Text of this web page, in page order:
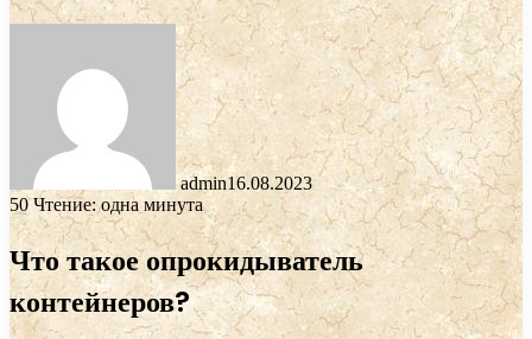
admin16.08.2023
50Чтение: одна минута
Что такое опрокидыватель
контейнеров?